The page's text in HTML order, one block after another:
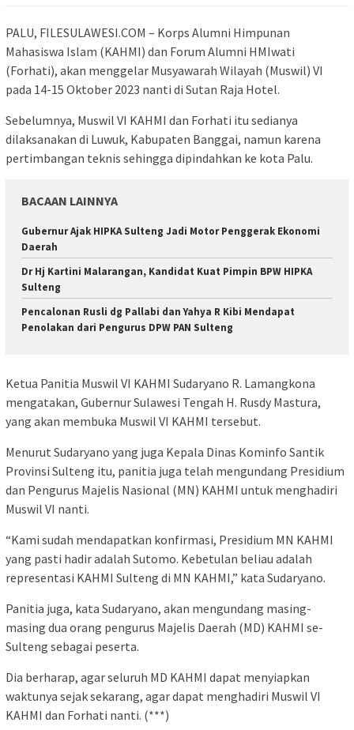
PALU, FILESULAWESI.COM – Korps Alumni Himpunan
Mahasiswa Islam (KAHMI) dan Forum Alumni HMIwati
(Forhati), akan menggelar Musyawarah Wilayah (Muswil) VI
pada 14-15 Oktober 2023 nanti di Sutan Raja Hotel.
Sebelumnya, Muswil VI KAHMI dan Forhati itu sedianya
dilaksanakan di Luwuk, Kabupaten Banggai, namun karena
pertimbangan teknis sehingga dipindahkan ke kota Palu.
BACAAN LAINNYA
Gubernur Ajak HIPKA Sulteng Jadi Motor Penggerak Ekonomi
Daerah
Dr Hj Kartini Malarangan, Kandidat Kuat Pimpin BPW HIPKA
Sulteng
Pencalonan Rusli dg Pallabi dan Yahya R Kibi Mendapat
Penolakan dari Pengurus DPW PAN Sulteng
Ketua Panitia Muswil VI KAHMI Sudaryano R. Lamangkona
mengatakan, Gubernur Sulawesi Tengah H. Rusdy Mastura,
yang akan membuka Muswil VI KAHMI tersebut.
Menurut Sudaryano yang juga Kepala Dinas Kominfo Santik
Provinsi Sulteng itu, panitia juga telah mengundang Presidium
dan Pengurus Majelis Nasional (MN) KAHMI untuk menghadiri
Muswil VI nanti.
“Kami sudah mendapatkan konfirmasi, Presidium MN KAHMI
yang pasti hadir adalah Sutomo. Kebetulan beliau adalah
representasi KAHMI Sulteng di MN KAHMI,” kata Sudaryano.
Panitia juga, kata Sudaryano, akan mengundang masing-
masing dua orang pengurus Majelis Daerah (MD) KAHMI se-
Sulteng sebagai peserta.
Dia berharap, agar seluruh MD KAHMI dapat menyiapkan
waktunya sejak sekarang, agar dapat menghadiri Muswil VI
KAHMI dan Forhati nanti. (***)